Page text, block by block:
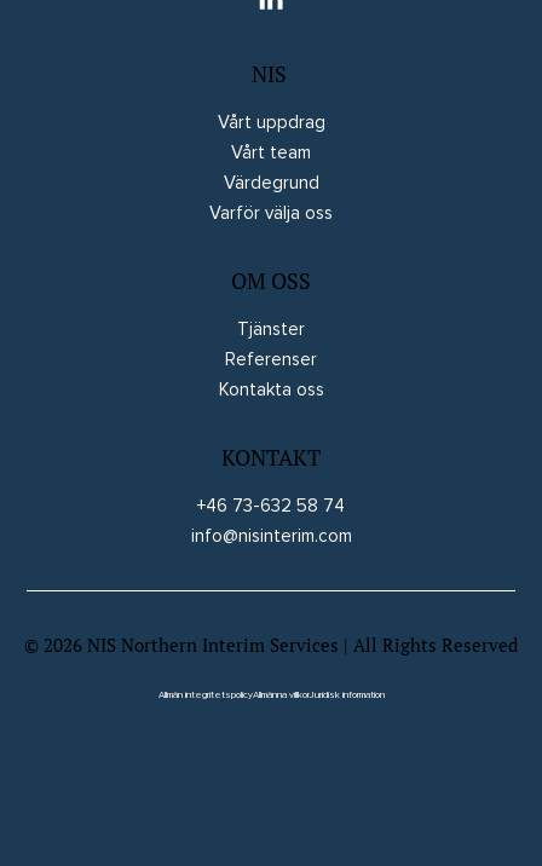
© 2026 NIS Northern Interim Services | All Rights Reserved
Allmän integritetspolicyAllmänna villkorJuridisk information
NIS
Vårt uppdrag
Vårt team
Värdegrund
Varför välja oss
OM OSS
Tjänster
Referenser
Kontakta oss
KONTAKT
+46 73-632 58 74
info@nisinterim.com